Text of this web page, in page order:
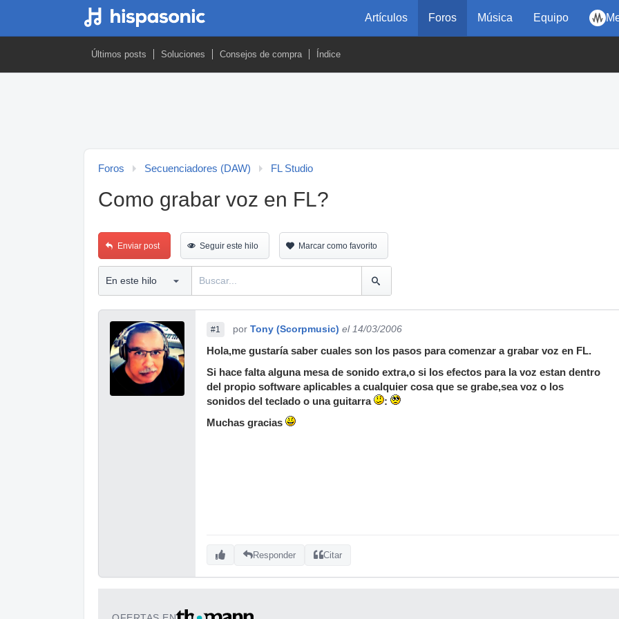
Artículos Foros Música Equipo
Últimos posts Soluciones Consejos de compra Índice
Foros Secuenciadores (DAW) FL Studio
Como grabar voz en FL?
Enviar post Seguir este hilo Marcar como favorito
#1 por Tony (Scorpmusic) el 14/03/2006
Hola,me gustaría saber cuales son los pasos para comenzar a grabar voz en FL.
Si hace falta alguna mesa de sonido extra,o si los efectos para la voz estan dentro
del propio software aplicables a cualquier cosa que se grabe,sea voz o los
sonidos del teclado o una guitarra
:
Muchas gracias
Responder Citar